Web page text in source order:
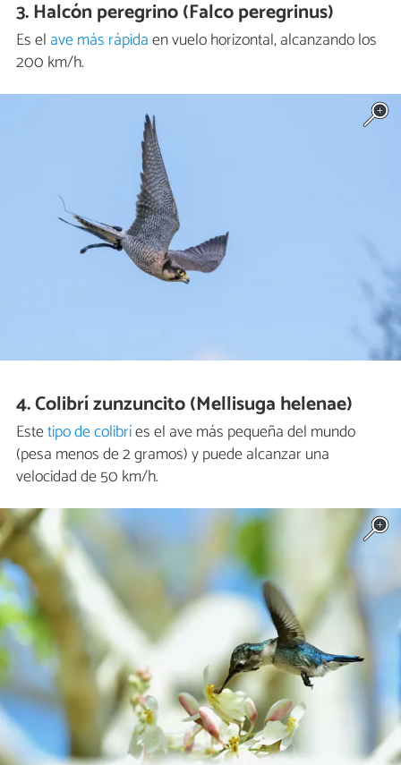
3. Halcón peregrino (Falco peregrinus)
Es el ave más rápidaen vuelo horizontal, alcanzando los
200 km/h.
4. Colibrí zunzuncito (Mellisuga helenae)
Estetipo de colibríes el ave más pequeña del mundo
(pesa menos de 2 gramos) y puede alcanzar una
velocidad de 50 km/h.